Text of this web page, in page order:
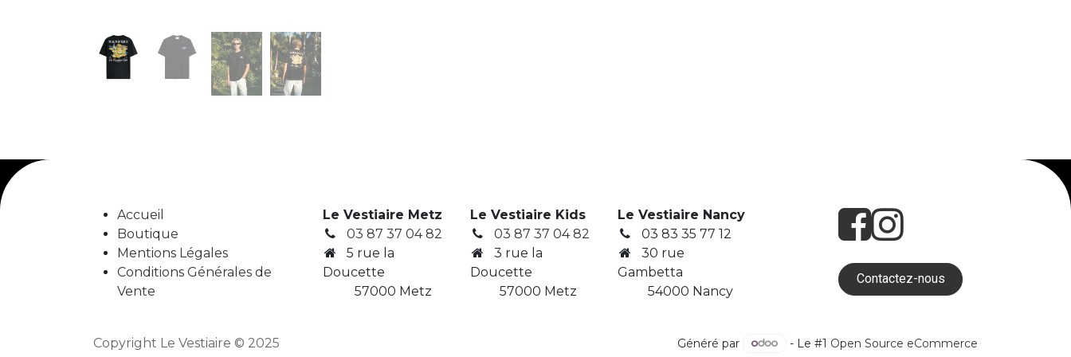
Accueil
Boutique
Mentions Légales
Conditions Générales de
Vente
Le Vestiaire Metz
03 87 37 04 82
5 rue la
Doucette
57000 Metz
Le Vestiaire Kids
03 87 37 04 82
3 rue la
Doucette
​ 57000 Metz
Le Vestiaire Nancy
03 83 35 77 12
30 rue
Gambetta
​ 54000 Nancy
Contactez-nous
Copyright Le Vestiaire © 2025 Généré par - Le #1 Open Source eCommerce